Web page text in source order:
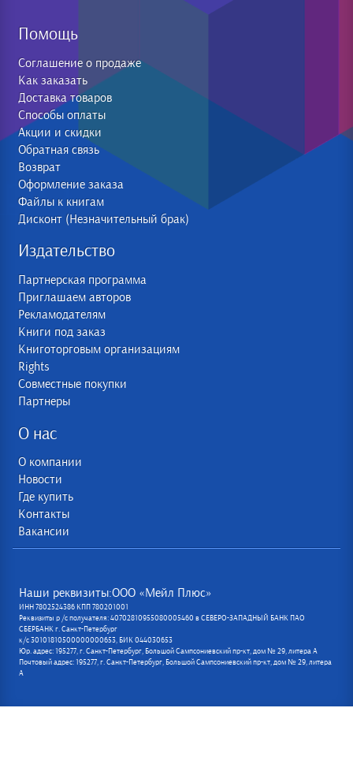
Помощь
Соглашение о продаже
Как заказать
Доставка товаров
Способы оплаты
Акции и скидки
Обратная связь
Возврат
Оформление заказа
Файлы к книгам
Дисконт (Незначительный брак)
Издательство
Партнерская программа
Приглашаем авторов
Рекламодателям
Книги под заказ
Книготорговым организациям
Rights
Совместные покупки
Партнеры
О нас
О компании
Новости
Где купить
Контакты
Вакансии
Наши реквизиты:ООО «Мейл Плюс»
ИНН 7802524386 КПП 780201001
Реквизиты р /с получателя: 40702810955080005460 в СЕВЕРО-ЗАПАДНЫЙ БАНК ПАО
СБЕРБАНК г. Санкт-Петербург
к/с 30101810500000000653, БИК 044030653
Юр. адрес: 195277, г. Санкт-Петербург, Большой Сампсониевский пр-кт, дом № 29, литера А
Почтовый адрес: 195277, г. Санкт-Петербург, Большой Сампсониевский пр-кт, дом № 29, литера
А